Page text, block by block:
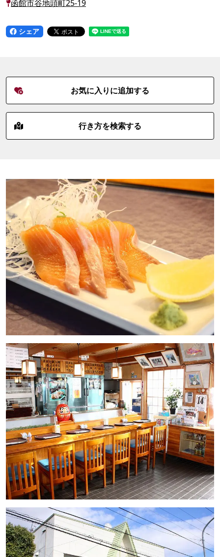
函館市谷地頭町25-19
シェア
お気に入りに追加する
行き方を検索する